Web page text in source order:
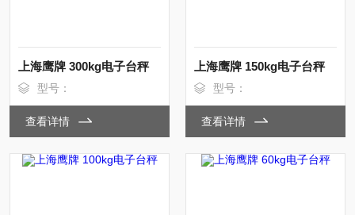
上海鹰牌 300kg电子台秤
型号：
查看详情
上海鹰牌 150kg电子台秤
型号：
查看详情